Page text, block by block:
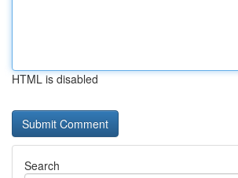
HTML is disabled
Search